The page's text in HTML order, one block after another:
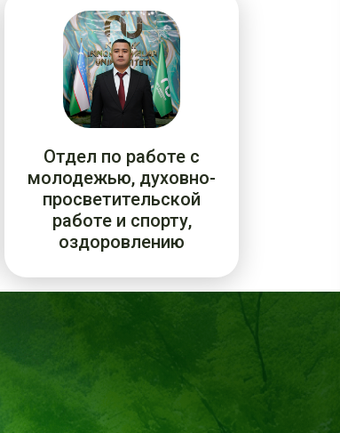
Отдел по работе с
молодежью, духовно-
просветительской
работе и спорту,
оздоровлению